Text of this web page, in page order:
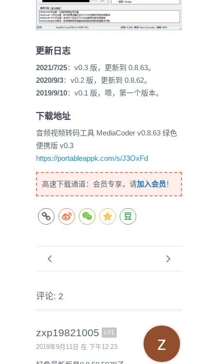
更新日志
2021/7/25：v0.3 版，更新到 0.8.63。
2020/9/3：v0.2 版，更新到 0.8.62。
2019/9/10：v0.1 版，嗯，第一个版本。
下载地址
音频视频转码工具 MediaCoder v0.8.63 绿色
便携版 v0.3
https://portableappk.com/s/J3OxFd
高速下载通道：会员专享，请加入会员 ！
评论: 2
zxp19821005 LV1
2019年9月11日 在 下午12:23